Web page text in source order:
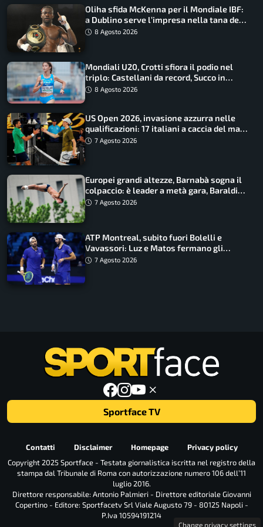
Oliha sfida McKenna per il Mondiale IBF:
a Dublino serve l’impresa nella tana del
lupo8 Agosto 2026
Mondiali U20, Crotti sfiora il podio nel
triplo: Castellani da record, Succo in
finale
8 Agosto 2026
US Open 2026, invasione azzurra nelle
qualificazioni: 17 italiani a caccia del main
draw7 Agosto 2026
Europei grandi altezze, Barnabà sogna il
colpaccio: è leader a metà gara, Baraldi
ancora in corsa
7 Agosto 2026
ATP Montreal, subito fuori Bolelli e
Vavassori: Luz e Matos fermano gli
azzurri
7 Agosto 2026
Sportface TV
Contatti Disclaimer Homepage
Privacy policy
Copyright 2025 Sportface - Testata giornalistica iscritta nel registro della
stampa dal Tribunale di Roma con autorizzazione numero 106 dell’11
luglio 2016.
Direttore responsabile: Antonio Palmieri - Direttore editoriale Giovanni
Copertino - Editore: Sportfacetv Srl Viale Augusto 79 - 80125 Napoli -
P.Iva 10594191214
Change privacy settings